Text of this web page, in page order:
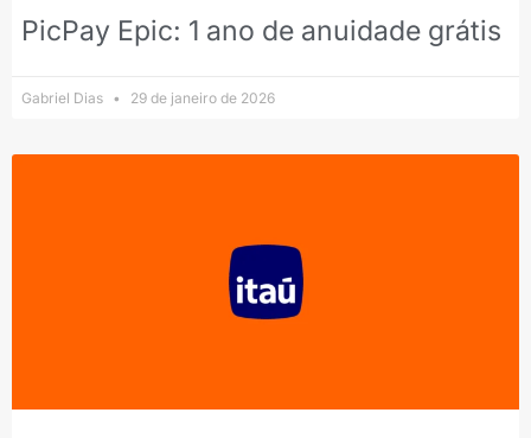
PicPay Epic: 1 ano de anuidade grátis
Gabriel Dias 29 de janeiro de 2026